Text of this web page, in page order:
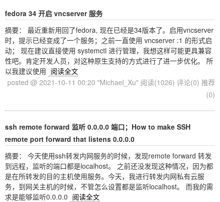
fedora 34 开启 vncserver 服务
摘要： 最近重新用回了fedora, 现在已经是34版本了。启用vncserver
时，提示已经变成了一个服务；之前一直使用 vncserver :1 的形式启
动； 现在建议直接使用 systemctl 进行管理，我想这样可能更具兼容
性吧。肯定开发人员，对这种原生支持的方式进行了进一步优化。 所
以我建议使用 阅读全文
posted @ 2021-10-11 00:20 "Michael_Xu" 阅读(1026) 评论(0) 推荐
(0)
ssh remote forward 监听 0.0.0.0 端口；How to make SSH
remote port forward that listens 0.0.0.0
摘要： 今天使用ssh转发内网服务的时候，发现remote forward 转发
到远程，监听的端口都是localhost。 之前还没发现这种情况，因为都
是在所转发的目的主机使用服务。今天，我进行转发内网私有云服
务，到网关主机的时候，不管怎么设置都是监听localhost。 而我的需
求是能够监听0.0.0.0 阅读全文